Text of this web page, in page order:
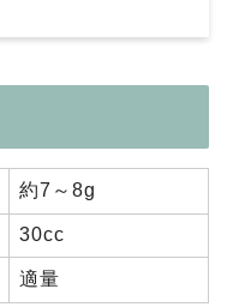
約7～8g
30cc
適量